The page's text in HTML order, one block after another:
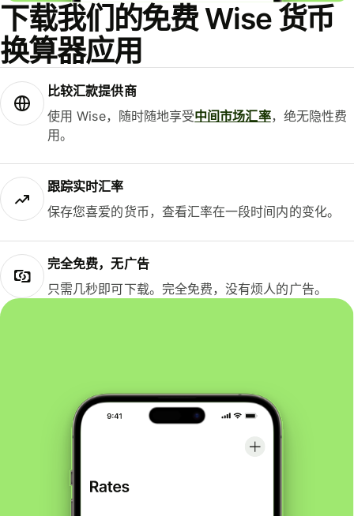
下载我们的免费 Wise 货币
换算器应用
比较汇款提供商
使用 Wise，随时随地享受中间市场汇率，绝无隐性费
用。
跟踪实时汇率
保存您喜爱的货币，查看汇率在一段时间内的变化。
完全免费，无广告
只需几秒即可下载。完全免费，没有烦人的广告。